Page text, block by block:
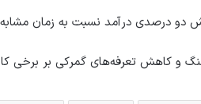
دو درصدی درآمد نسبت به زمان
و کاهش تعرفه‌های گمرکی بر برخی